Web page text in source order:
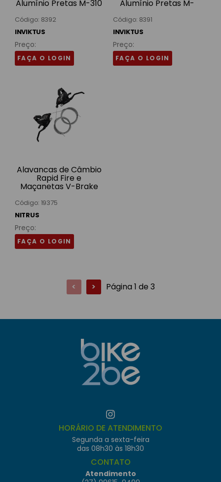
Alumínio Pretas M-310
Código: 8392
INVIKTUS
Preço:
FAÇA O LOGIN
Alumínio Pretas M-
Código: 8391
INVIKTUS
Preço:
FAÇA O LOGIN
Alavancas de Câmbio
Rapid Fire e
Maçanetas V-Brake
3x7v 21v Alumínio
Pretas EF51 Nitrus
Código: 19375
NITRUS
Preço:
FAÇA O LOGIN
< > Página 1 de 3
HORÁRIO DE ATENDIMENTO
Segunda a sexta-feira
das 08h30 às 18h30
CONTATO
Atendimento